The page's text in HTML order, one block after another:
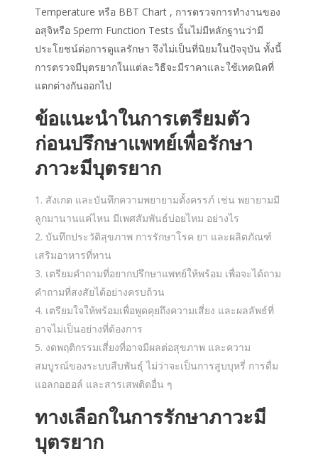
Temperature หรือ BBT Chart , การตรวจการทำงานของ
อสุจิหรือ Sperm Function Tests นั้นไม่มีหลักฐานว่ามี
ประโยชน์ต่อการดูแลรักษา จึงไม่เป็นที่นิยมในปัจจุบัน ทั้งนี้
การตรวจมีบุตรยากในแต่ละวิธีจะมีราคาและใช้เทคนิคที่
แตกต่างกันออกไป
ข้อแนะนำในการเตรียมตัว
ก่อนปรึกษาแพทย์เพื่อรักษา
ภาวะมีบุตรยาก
สังเกต และบันทึกความพยายามตั้งครรภ์ เช่น พยายามมี
ลูกมานานแค่ไหน มีเพศสัมพันธ์บ่อยไหม อย่างไร
บันทึกประวัติสุขภาพ การรักษาโรค ยา และผลิตภัณฑ์
เสริมอาหารที่ทาน
เตรียมคำถามที่อยากปรึกษาแพทย์ให้พร้อม เพื่อจะได้ถาม
คำถามที่สงสัยได้อย่างครบถ้วน
เตรียมใจให้พร้อมเพื่อพูดคุยถึงความเสี่ยง และผลลัพธ์ที่
อาจไม่เป็นอย่างที่ต้องการ
งดพฤติกรรมเสี่ยงที่อาจมีผลต่อสุขภาพ และความ
สมบูรณ์ของระบบสืบพันธุ์ ไม่ว่าจะเป็นการสูบบุหรี่ การดื่ม
แอลกอฮอล์ และสารเสพติดอื่น ๆ
ทางเลือกในการรักษาภาวะมี
บุตรยาก